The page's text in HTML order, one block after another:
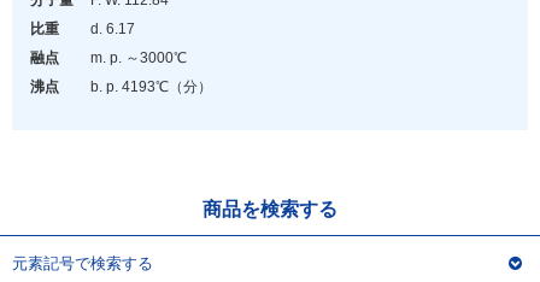
比重
d. 6.17
融点
m. p. ～3000℃
沸点
b. p. 4193℃（分）
商品を検索する
元素記号で検索する